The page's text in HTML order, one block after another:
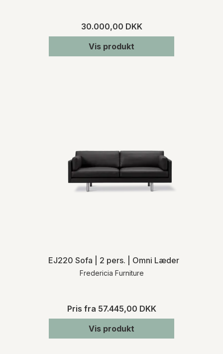
30.000,00 DKK
Vis produkt
EJ220 Sofa | 2 pers. | Omni Læder
Fredericia Furniture
Pris fra 57.445,00 DKK
Vis produkt